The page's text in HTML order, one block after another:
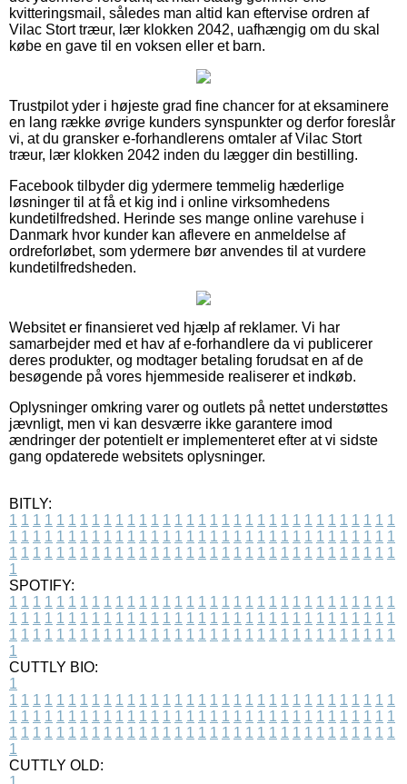
kvitteringsmail, således man altid kan eftervise ordren af
Vilac Stort træur, lær klokken 2042, uafhængig om du skal
købe en gave til en voksen eller et barn.
Trustpilot yder i højeste grad fine chancer for at eksaminere
en lang række øvrige kunders synspunkter og derfor foreslår
vi, at du gransker e-forhandlerens omtaler af Vilac Stort
træur, lær klokken 2042 inden du lægger din bestilling.
Facebook tilbyder dig ydermere temmelig hæderlige
løsninger til at få et kig ind i online virksomhedens
kundetilfredshed. Herinde ses mange online varehuse i
Danmark hvor kunder kan aflevere en anmeldelse af
ordreforløbet, som ydermere bør anvendes til at vurdere
kundetilfredsheden.
Websitet er finansieret ved hjælp af reklamer. Vi har
samarbejder med et hav af e-forhandlere da vi publicerer
deres produkter, og modtager betaling forudsat en af de
besøgende på vores hjemmeside realiserer et indkøb.
Oplysninger omkring varer og outlets på nettet understøttes
jævnligt, men vi kan desværre ikke garantere imod
ændringer der potentielt er implementeret efter at vi sidste
gang opdaterede websitets oplysninger.
BITLY:
1 1 1 1 1 1 1 1 1 1 1 1 1 1 1 1 1 1 1 1 1 1 1 1 1 1 1 1 1 1 1 1 1
1 1 1 1 1 1 1 1 1 1 1 1 1 1 1 1 1 1 1 1 1 1 1 1 1 1 1 1 1 1 1 1 1
1 1 1 1 1 1 1 1 1 1 1 1 1 1 1 1 1 1 1 1 1 1 1 1 1 1 1 1 1 1 1 1 1
1
SPOTIFY:
1 1 1 1 1 1 1 1 1 1 1 1 1 1 1 1 1 1 1 1 1 1 1 1 1 1 1 1 1 1 1 1 1
1 1 1 1 1 1 1 1 1 1 1 1 1 1 1 1 1 1 1 1 1 1 1 1 1 1 1 1 1 1 1 1 1
1 1 1 1 1 1 1 1 1 1 1 1 1 1 1 1 1 1 1 1 1 1 1 1 1 1 1 1 1 1 1 1 1
1
CUTTLY BIO:
1
1 1 1 1 1 1 1 1 1 1 1 1 1 1 1 1 1 1 1 1 1 1 1 1 1 1 1 1 1 1 1 1 1
1 1 1 1 1 1 1 1 1 1 1 1 1 1 1 1 1 1 1 1 1 1 1 1 1 1 1 1 1 1 1 1 1
1 1 1 1 1 1 1 1 1 1 1 1 1 1 1 1 1 1 1 1 1 1 1 1 1 1 1 1 1 1 1 1 1
1
CUTTLY OLD: